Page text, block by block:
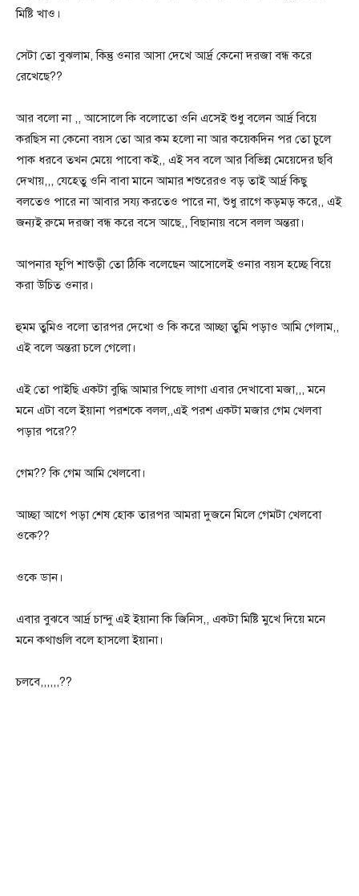
মিষ্টি খাও।
সেটা তো বুঝলাম, কিন্তু ওনার আসা দেখে আর্দ্র কেনো দরজা বন্ধ করে
রেখেছে??
আর বলো না ,, আসোলে কি বলোতো ওনি এসেই শুধু বলেন আর্দ্র বিয়ে
করছিস না কেনো বয়স তো আর কম হলো না আর কয়েকদিন পর তো চুলে
পাক ধরবে তখন মেয়ে পাবো কই,, এই সব বলে আর বিভিন্ন মেয়েদের ছবি
দেখায়,,, যেহেতু ওনি বাবা মানে আমার শশুরেরও বড় তাই আর্দ্র কিছু
বলতেও পারে না আবার সয্য করতেও পারে না, শুধু রাগে কড়মড় করে,, এই
জন্যই রুমে দরজা বন্ধ করে বসে আছে,, বিছানায় বসে বলল অন্তরা।
আপনার ফুপি শাশুড়ী তো ঠিকি বলেছেন আসোলেই ওনার বয়স হচ্ছে বিয়ে
করা উচিত ওনার।
হুমম তুমিও বলো তারপর দেখো ও কি করে আচ্ছা তুমি পড়াও আমি গেলাম,,
এই বলে অন্তরা চলে গেলো।
এই তো পাইছি একটা বুদ্ধি আমার পিছে লাগা এবার দেখাবো মজা,,, মনে
মনে এটা বলে ইয়ানা পরশকে বলল,,এই পরশ একটা মজার গেম খেলবা
পড়ার পরে??
গেম?? কি গেম আমি খেলবো।
আচ্ছা আগে পড়া শেষ হোক তারপর আমরা দুজনে মিলে গেমটা খেলবো
ওকে??
ওকে ডান।
এবার বুঝবে আর্দ্র চান্দু এই ইয়ানা কি জিনিস,, একটা মিষ্টি মুখে দিয়ে মনে
মনে কথাগুলি বলে হাসলো ইয়ানা।
চলবে,,,,,,??